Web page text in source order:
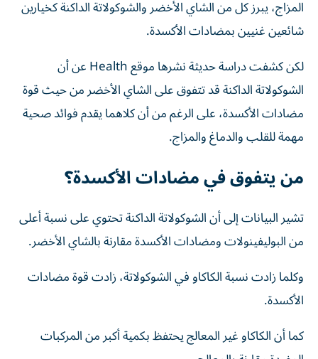
المزاج، يبرز كل من الشاي الأخضر والشوكولاتة الداكنة كخيارين
شائعين غنيين بمضادات الأكسدة.
لكن كشفت دراسة حديثة نشرها موقع Health عن أن
الشوكولاتة الداكنة قد تتفوق على الشاي الأخضر من حيث قوة
مضادات الأكسدة، على الرغم من أن كلاهما يقدم فوائد صحية
مهمة للقلب والدماغ والمزاج.
من يتفوق في مضادات الأكسدة؟
تشير البيانات إلى أن الشوكولاتة الداكنة تحتوي على نسبة أعلى
من البوليفينولات ومضادات الأكسدة مقارنة بالشاي الأخضر.
وكلما زادت نسبة الكاكاو في الشوكولاتة، زادت قوة مضادات
الأكسدة.
كما أن الكاكاو غير المعالج يحتفظ بكمية أكبر من المركبات